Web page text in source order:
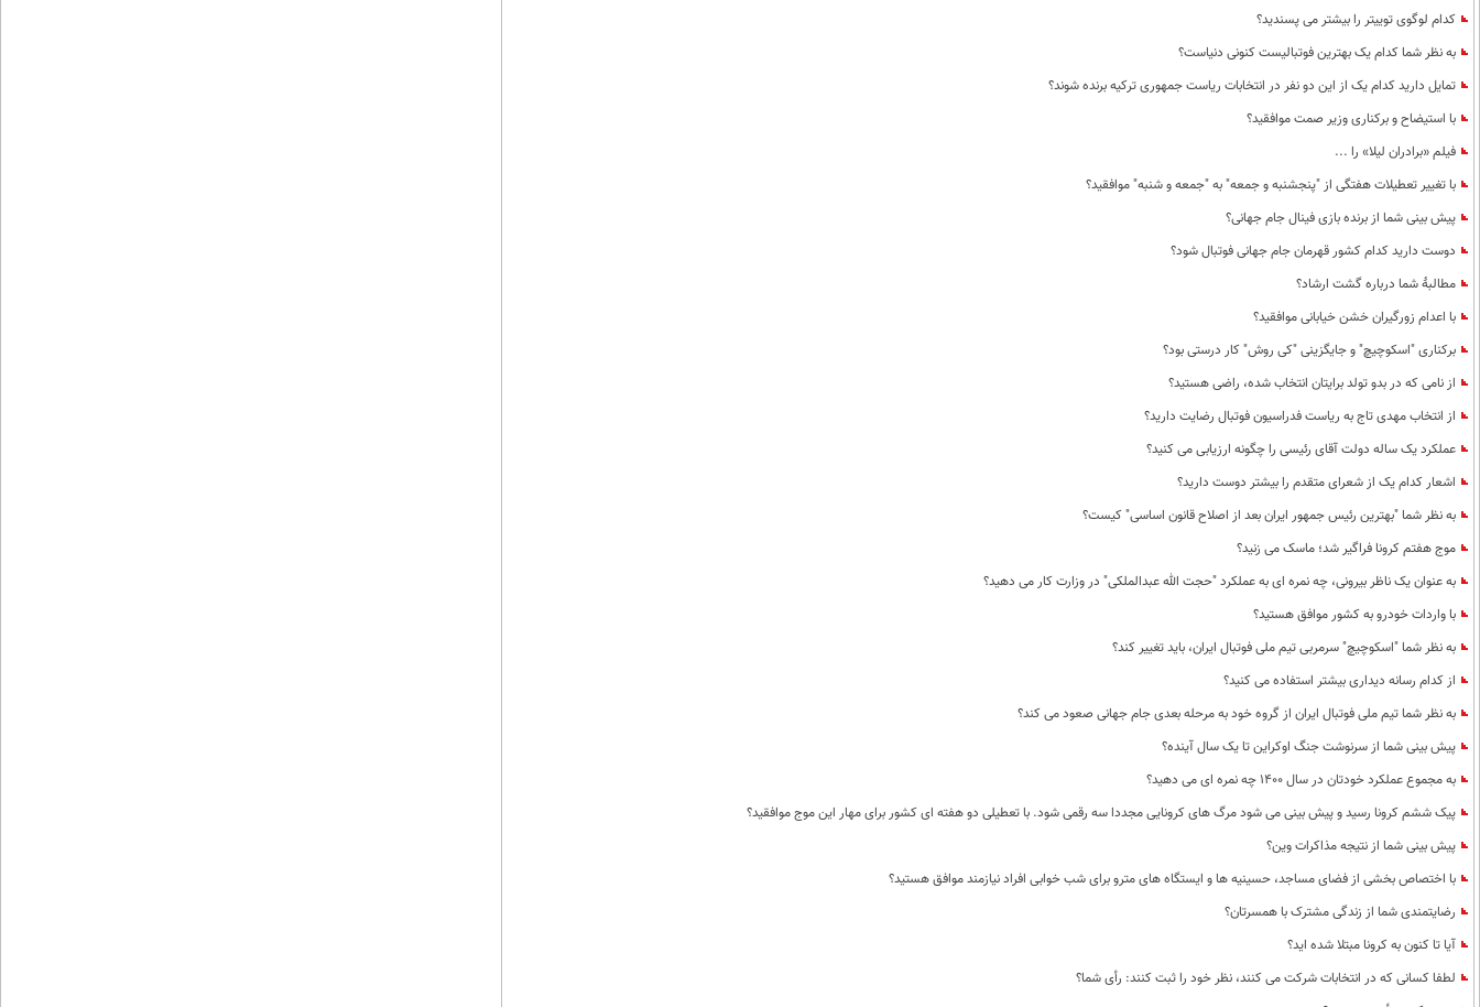
کدام لوگوی توییتر را بیشتر می پسندید؟
به نظر شما کدام یک بهترین فوتبالیست کنونی دنیاست؟
تمایل دارید کدام یک از این دو نفر در انتخابات ریاست جمهوری ترکیه برنده شوند؟
با استیضاح و برکناری وزیر صمت موافقید؟
فیلم «برادران لیلا» را ...
با تغییر تعطیلات هفتگی از "پنجشنبه و جمعه" به "جمعه و شنبه" موافقید؟
پیش بینی شما از برنده بازی فینال جام جهانی؟
دوست دارید کدام کشور قهرمان جام جهانی فوتبال شود؟
مطالبۀ شما درباره گشت ارشاد؟
با اعدام زورگیران خشن خیابانی موافقید؟
برکناری "اسکوچیچ" و جایگزینی "کی روش" کار درستی بود؟
از نامی که در بدو تولد برایتان انتخاب شده، راضی هستید؟
از انتخاب مهدی تاج به ریاست فدراسیون فوتبال رضایت دارید؟
عملکرد یک ساله دولت آقای رئیسی را چگونه ارزیابی می کنید؟
اشعار کدام یک از شعرای متقدم را بیشتر دوست دارید؟
به نظر شما "بهترین رئیس جمهور ایران بعد از اصلاح قانون اساسی" کیست؟
موج هفتم کرونا فراگیر شد؛ ماسک می زنید؟
به عنوان یک ناظر بیرونی، چه نمره ای به عملکرد "حجت الله عبدالملکی" در وزارت کار می دهید؟
با واردات خودرو به کشور موافق هستید؟
به نظر شما "اسکوچیچ" سرمربی تیم ملی فوتبال ایران، باید تغییر کند؟
از کدام رسانه دیداری بیشتر استفاده می کنید؟
به نظر شما تیم ملی فوتبال ایران از گروه خود به مرحله بعدی جام جهانی صعود می کند؟
پیش بینی شما از سرنوشت جنگ اوکراین تا یک سال آینده؟
به مجموع عملکرد خودتان در سال 1400 چه نمره ای می دهید؟
پیک ششم کرونا رسید و پیش بینی می شود مرگ های کرونایی مجددا سه رقمی شود. با تعطیلی دو هفته ای کشور برای مهار این موج موافقید؟
پیش بینی شما از نتیجه مذاکرات وین؟
با اختصاص بخشی از فضای مساجد، حسینیه ها و ایستگاه های مترو برای شب خوابی افراد نیازمند موافق هستید؟
رضایتمندی شما از زندگی مشترک با همسرتان؟
آیا تا کنون به کرونا مبتلا شده اید؟
لطفا کسانی که در انتخابات شرکت می کنند، نظر خود را ثبت کنند: رأی شما؟